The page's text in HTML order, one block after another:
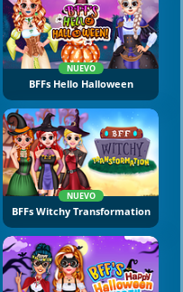
NUEVO
BFFs Hello Halloween
NUEVO
BFFs Witchy Transformation